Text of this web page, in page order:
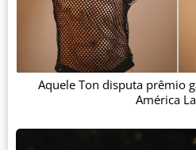
Aquele Ton disputa prêmio
América